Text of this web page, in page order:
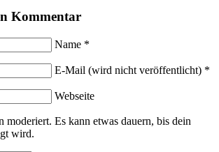
Kommentar
Name *
E-Mail (wird nicht veröffentlicht) *
Webseite
moderiert. Es kann etwas dauern, bis dein
wird.